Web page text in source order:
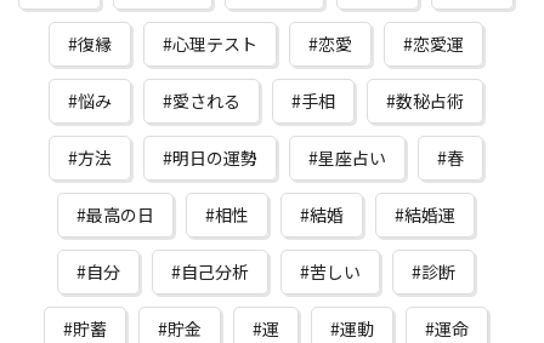
復縁 心理テスト 恋愛 恋愛運
悩み 愛される 手相 数秘占術
方法 明日の運勢 星座占い 春
最高の日 相性 結婚 結婚運
自分 自己分析 苦しい 診断
貯蓄 貯金 運 運動 運命